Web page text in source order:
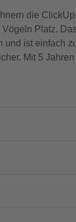
die
Platz.
ist einfach
Mit 5 Jahren